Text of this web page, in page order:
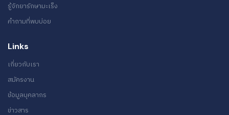
รู้จักยารักษามะเร็ง
คำถามที่พบบ่อย
Links
เกี่ยวกับเรา
สมัครงาน
ข้อมูลบุคลากร
ข่าวสาร